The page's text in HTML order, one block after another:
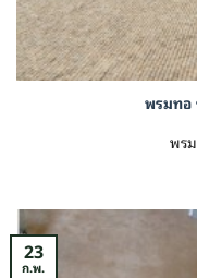
พรมทอ
พร
23
ก.พ.